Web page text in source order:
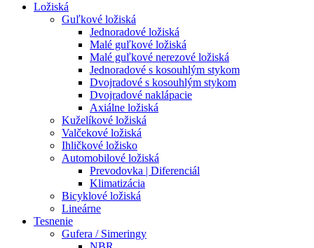
Ložiská
Guľkové ložiská
Jednoradové ložiská
Malé guľkové ložiská
Malé guľkové nerezové ložiská
Jednoradové s kosouhlým stykom
Dvojradové s kosouhlým stykom
Dvojradové naklápacie
Axiálne ložiská
Kuželíkové ložiská
Valčekové ložiská
Ihličkové ložisko
Automobilové ložiská
Prevodovka | Diferenciál
Klimatizácia
Bicyklové ložiská
Lineárne
Tesnenie
Gufera / Simeringy